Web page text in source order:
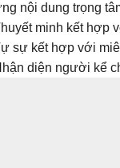
nội dung trọng
minh kết hợp
sự kết hợp với
diện người kể